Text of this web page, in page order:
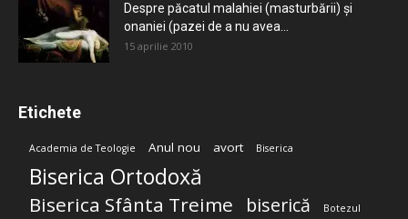
Despre păcatul malahiei (masturbării) şi
onaniei (pazei de a nu avea...
15 aprilie 2010
Etichete
Academia de Teologie Anul nou avort Biserica
Biserica Ortodoxă
Biserica Sfânta Treime biserică Botezul